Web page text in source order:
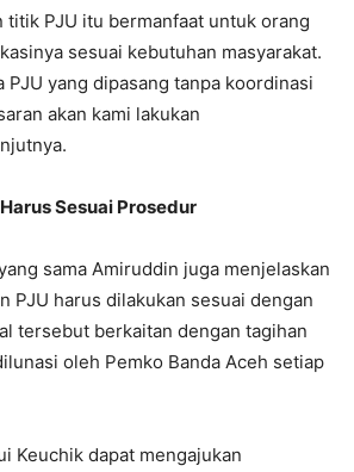
titik PJU itu bermanfaat untuk orang
sesuai kebutuhan masyarakat.
PJU yang dipasang tanpa koordinasi
akan kami lakukan
Sesuai Prosedur
sama Amiruddin juga menjelaskan
PJU harus dilakukan sesuai dengan
tersebut berkaitan dengan tagihan
oleh Pemko Banda Aceh setiap
Keuchik dapat mengajukan